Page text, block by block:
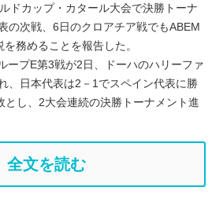
ドカップ・カタール大会で決勝トーナ
の次戦、6日のクロアチア戦でもABEM
務めることを報告した。
ープE第3戦が2日、ドーハのハリーファ
、日本代表は2－1でスペイン代表に勝
とし、2大会連続の決勝トーナメント進
全文を読む